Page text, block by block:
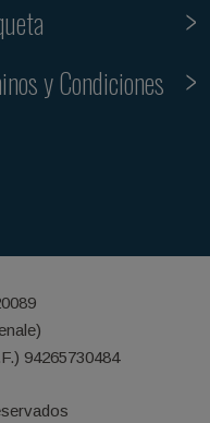
y Condiciones
94265730484